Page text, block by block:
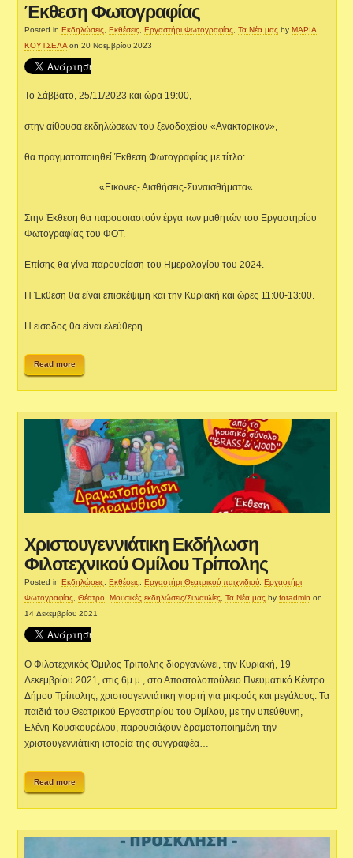
Έκθεση Φωτογραφίας
Posted inΕκδηλώσεις ,Εκθέσεις ,Εργαστήρι Φωτογραφίας ,Τα Νέα μας byΜΑΡΙΑ
ΚΟΥΤΣΕΛΑ on 20 Νοεμβρίου 2023
Το Σάββατο, 25/11/2023 και ώρα 19:00,
στην αίθουσα εκδηλώσεων του ξενοδοχείου «Ανακτορικόν»,
θα πραγματοποιηθεί Έκθεση Φωτογραφίας με τίτλο:
«Εικόνες- Αισθήσεις-Συναισθήματα«.
Στην Έκθεση θα παρουσιαστούν έργα των μαθητών του Εργαστηρίου
Φωτογραφίας του ΦΟΤ.
Επίσης θα γίνει παρουσίαση του Ημερολογίου του 2024.
Η Έκθεση θα είναι επισκέψιμη και την Κυριακή και ώρες 11:00-13:00.
Η είσοδος θα είναι ελεύθερη.
Read more
Χριστουγεννιάτικη Εκδήλωση
Φιλοτεχνικού Ομίλου Τρίπολης
Posted in Εκδηλώσεις, Εκθέσεις, Εργαστήρι Θεατρικού παιχνιδιού, Εργαστήρι
Φωτογραφίας,Θέατρο, Μουσικές εκδηλώσεις/Συναυλίες,Τα Νέα μας byfotadmin on
14 Δεκεμβρίου 2021
Ο Φιλοτεχνικός Όμιλος Τρίπολης διοργανώνει, την Κυριακή, 19
Δεκεμβρίου 2021, στις 6μ.μ., στο Αποστολοπούλειο Πνευματικό Κέντρο
Δήμου Τρίπολης, χριστουγεννιάτικη γιορτή για μικρούς και μεγάλους. Τα
παιδιά του Θεατρικού Εργαστηρίου του Ομίλου, με την υπεύθυνη,
Ελένη Κουσκουρέλου, παρουσιάζουν δραματοποιημένη την
χριστουγεννιάτικη ιστορία της συγγραφέα…
Read more